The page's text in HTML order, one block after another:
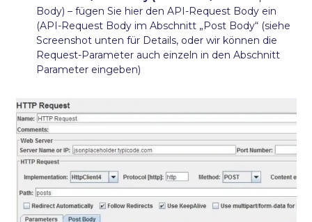
Body) – fügen Sie hier den API-Request Body ein
(API-Request Body im Abschnitt „Post Body“ (siehe
Screenshot unten für Details, oder wir können die
Request-Parameter auch einzeln in den Abschnitt
Parameter eingeben)